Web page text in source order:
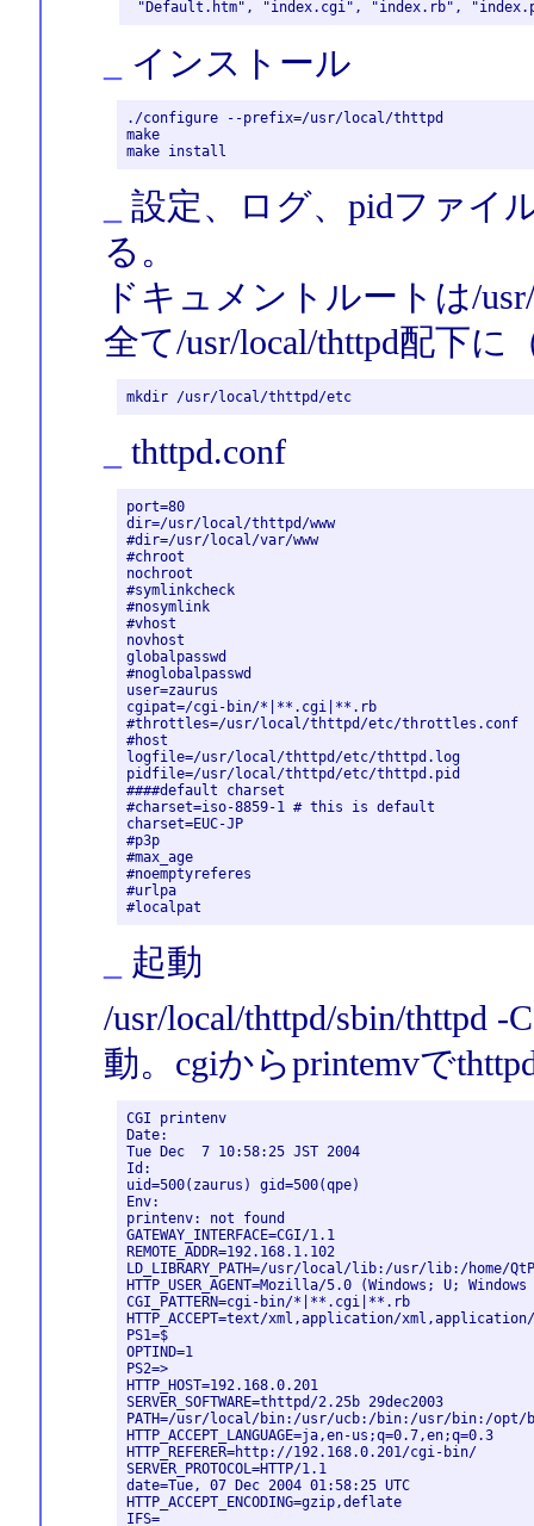
インストール
./configure --prefix=/usr/local/thttpd
make
設定、ログ、pidファイ
る。
ドキュメントルートは/
全て/usr/local/thttpd配下
mkdir /usr/local/thttpd/etc
thttpd.conf
port=80
dir=/usr/local/thttpd/www
#dir=/usr/local/var/www
#chroot
nochroot
#symlinkcheck
#nosymlink
#vhost
novhost
globalpasswd
#noglobalpasswd
user=zaurus
cgipat=/cgi-bin/*|**.cgi|**.rb
#throttles=/usr/local/thttpd/etc/throttles.conf
#host
logfile=/usr/local/thttpd/etc/thttpd.log
pidfile=/usr/local/thttpd/etc/thttpd.pid
####default charset
#charset=iso-8859-1 # this is default
charset=EUC-JP
#p3p
#max_age
#noemptyreferes
#urlpa
起動
/usr/local/thttpd/sbin/thttpd -
動。cgiからprintemvで
CGI printenv
Date:
Tue Dec  7 10:58:25 JST 2004
Id:
uid=500(zaurus) gid=500(qpe)
Env:
printenv: not found
GATEWAY_INTERFACE=CGI/1.1
REMOTE_ADDR=192.168.1.102
LD_LIBRARY_PATH=/usr/local/lib:/usr/lib:/home/
HTTP_USER_AGENT=Mozilla/5.0 (Windows; U;
CGI_PATTERN=cgi-bin/*|**.cgi|**.rb
HTTP_ACCEPT=text/xml,application/
PS1=$
OPTIND=1
PS2=>
HTTP_HOST=192.168.0.201
SERVER_SOFTWARE=thttpd/2.25b 29dec2003
PATH=/usr/local/bin:/usr/ucb:/bin:/usr/bin:/opt/
HTTP_ACCEPT_LANGUAGE=ja,en-us;q=0.7,en;q=0.3
HTTP_REFERER=http://192.168.0.201/cgi-bin/
SERVER_PROTOCOL=HTTP/1.1
date=Tue, 07 Dec 2004 01:58:25 UTC
HTTP_ACCEPT_ENCODING=gzip,deflate
IFS=